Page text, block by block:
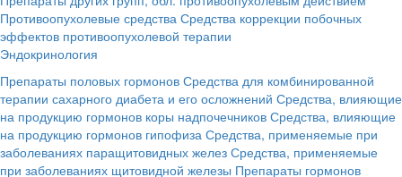
Противоопухолевые средства Средства коррекции побочных
эффектов противоопухолевой терапии
Эндокринология
Препараты половых гормонов Средства для комбинированной
терапии сахарного диабета и его осложнений Средства, влияющие
на продукцию гормонов коры надпочечников Средства, влияющие
на продукцию гормонов гипофиза Средства, применяемые при
заболеваниях паращитовидных желез Средства, применяемые
при заболеваниях щитовидной железы Препараты гормонов